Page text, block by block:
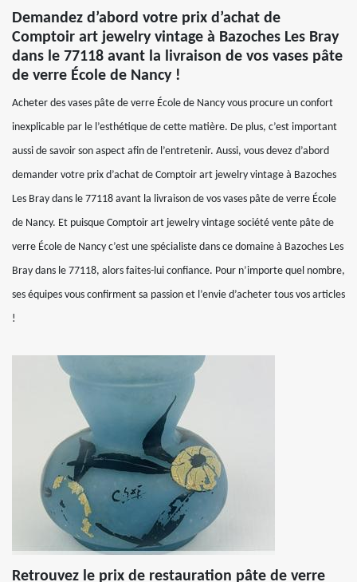
Demandez d’abord votre prix d’achat de
Comptoir art jewelry vintage à Bazoches Les Bray
dans le 77118 avant la livraison de vos vases pâte
de verre École de Nancy !
Acheter des vases pâte de verre École de Nancy vous procure un confort
inexplicable par le l’esthétique de cette matière. De plus, c’est important
aussi de savoir son aspect afin de l’entretenir. Aussi, vous devez d’abord
demander votre prix d’achat de Comptoir art jewelry vintage à Bazoches
Les Bray dans le 77118 avant la livraison de vos vases pâte de verre École
de Nancy. Et puisque Comptoir art jewelry vintage société vente pâte de
verre École de Nancy c’est une spécialiste dans ce domaine à Bazoches Les
Bray dans le 77118, alors faites-lui confiance. Pour n’importe quel nombre,
ses équipes vous confirment sa passion et l’envie d’acheter tous vos articles
!
Retrouvez le prix de restauration pâte de verre